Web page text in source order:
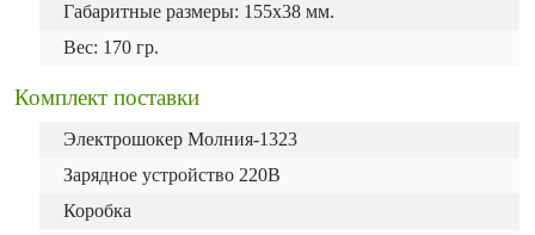
Габаритные размеры: 155х38 мм.
Вес: 170 гр.
Комплект поставки
Электрошокер Молния-1323
Зарядное устройство 220В
Коробка